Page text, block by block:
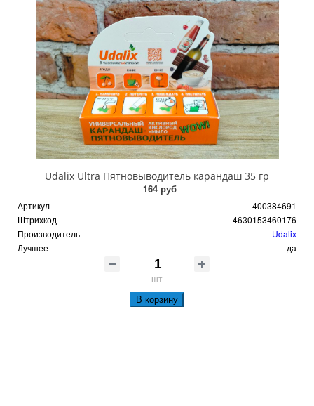
Udalix Ultra Пятновыводитель карандаш 35 гр
164 руб
Артикул
400384691
Штрихкод
4630153460176
Производитель
Udalix
Лучшее
да
шт
В корзину